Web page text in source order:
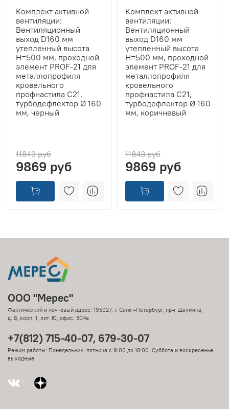
Комплект активной
вентиляции:
Вентиляционный
выход D160 мм
утепленный высота
H=500 мм, проходной
элемент PROF-21 для
металлопрофиля
кровельного
профнастила С21,
турбодефлектор Ø 160
мм, черный
11843 руб
9869 руб
Комплект активной
вентиляции:
Вентиляционный
выход D160 мм
утепленный высота
H=500 мм, проходной
элемент PROF-21 для
металлопрофиля
кровельного
профнастила С21,
турбодефлектор Ø 160
мм, коричневый
11843 руб
9869 руб
ООО "Мерес"
Фактический и почтовый адрес: 195027, г. Санкт-Петербург, пр-т Шаумяна,
д. 8, корп. 1, лит. Ю, офис. 304а
+7(812) 715-40-07, 679-30-07
Режим работы: Понедельник–пятница с 9:00 до 18:00 Суббота и воскресенье —
выходные